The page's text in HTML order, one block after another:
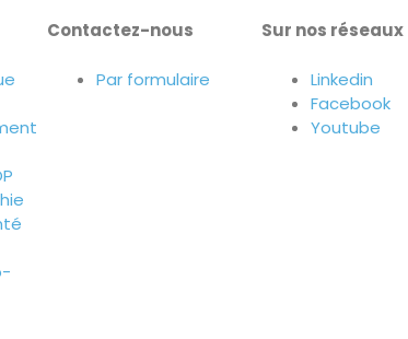
Contactez-nous
Par formulaire
Sur nos réseaux
Linkedin
Facebook
Youtube